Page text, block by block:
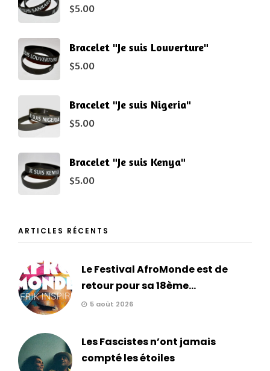
$5.00
Bracelet "Je suis Louverture"
$5.00
Bracelet "Je suis Nigeria"
$5.00
Bracelet "Je suis Kenya"
$5.00
ARTICLES RÉCENTS
Le Festival AfroMonde est de
retour pour sa 18ème...
5 août 2026
Les Fascistes n’ont jamais
compté les étoiles